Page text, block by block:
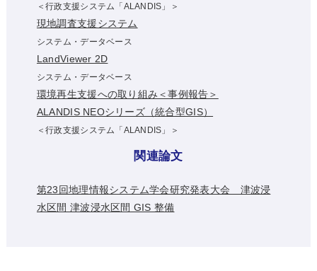
＜行政支援システム「ALANDIS」＞
現地調査支援システム
システム・データベース
LandViewer 2D
システム・データベース
環境再生支援への取り組み＜事例報告＞
ALANDIS NEOシリーズ（統合型GIS）
＜行政支援システム「ALANDIS」＞
関連論文
第23回地理情報システム学会研究発表大会 津波浸
水区間 津波浸水区間 GIS 整備